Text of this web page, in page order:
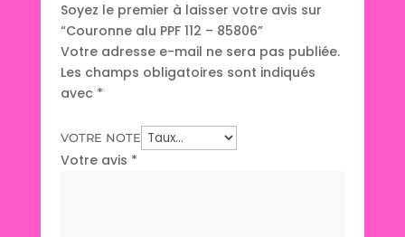
Soyez le premier à laisser votre avis sur
“Couronne alu PPF 112 – 85806”
Votre adresse e-mail ne sera pas publiée.
Les champs obligatoires sont indiqués
avec *
VOTRE NOTE
Votre avis *